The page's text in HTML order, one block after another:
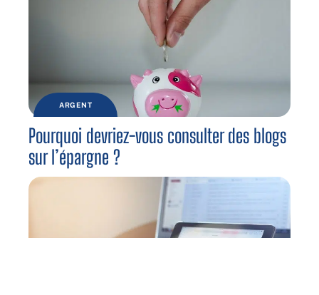
ARGENT
Pourquoi devriez-vous consulter des blogs
sur l’épargne ?